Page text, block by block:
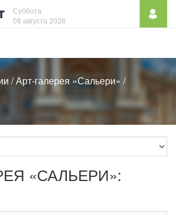
Суббота
08 августа 2026
/Арт-галерея «Сальери» /
«САЛЬЕРИ»: